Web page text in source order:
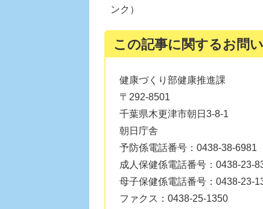
ンク）
この記事に関するお問
健康づくり部健康推進課
〒292-8501
千葉県木更津市朝日3-8-1
朝日庁舎
予防係電話番号：0438-38-6981
成人保健係電話番号：0438-23-
母子保健係電話番号：0438-23-
ファクス：0438-25-1350